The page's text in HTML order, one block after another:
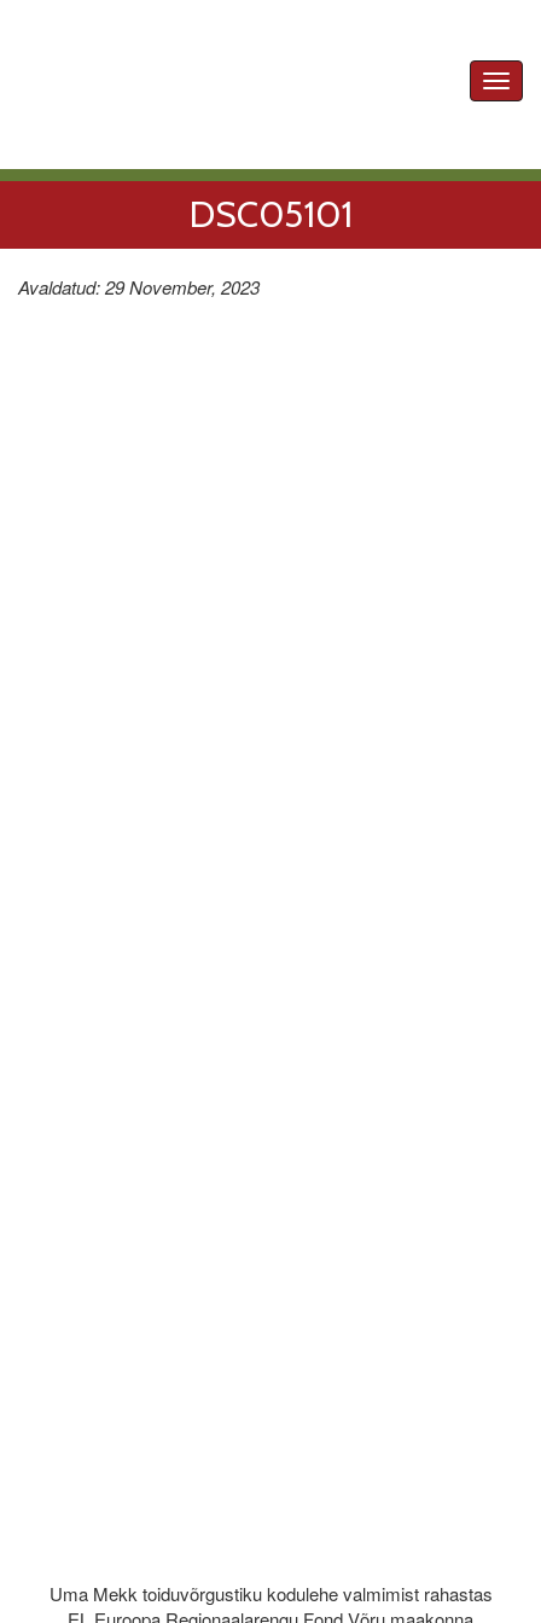
DSC05101
Avaldatud: 29 November, 2023
Uma Mekk toiduvõrgustiku kodulehe valmimist rahastas